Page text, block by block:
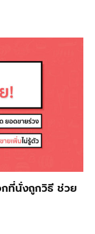
ที่นั่งถูกวิธี ช่วย